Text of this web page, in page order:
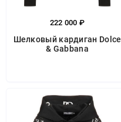
222 000 ₽
Шелковый кардиган Dolce
& Gabbana